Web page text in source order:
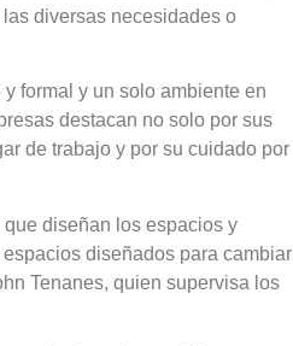
diversas necesidades o
formal y un solo ambiente en
destacan no solo por sus
de trabajo y por su cuidado por
diseñan los espacios y
diseñados para cambiar
Tenanes, quien supervisa los